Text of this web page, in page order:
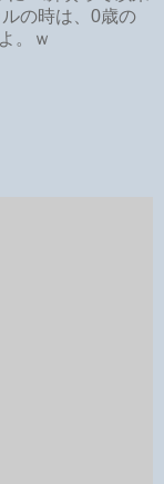
の時は、0歳の
。ｗ